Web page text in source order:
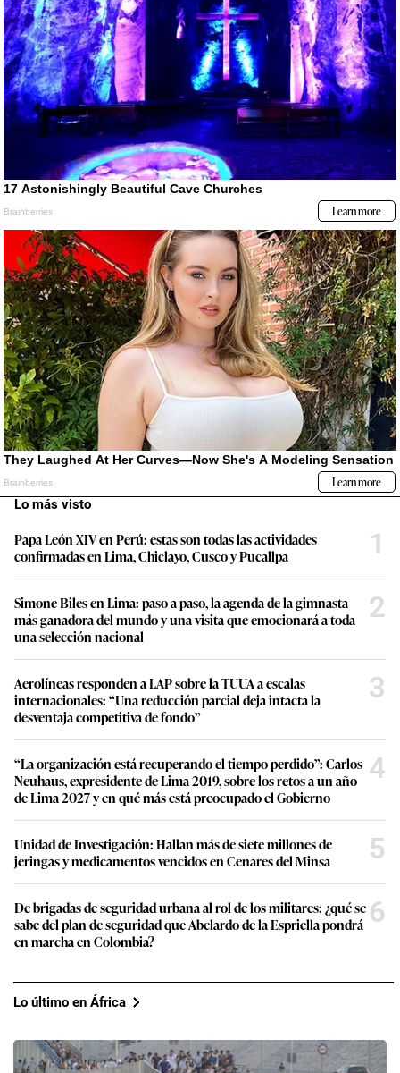
Lo más visto
Papa León XIV en Perú: estas son todas las actividades
confirmadas en Lima, Chiclayo, Cusco y Pucallpa
1
Simone Biles en Lima: paso a paso, la agenda de la gimnasta
más ganadora del mundo y una visita que emocionará a toda
una selección nacional
2
Aerolíneas responden a LAP sobre la TUUA a escalas
internacionales: “Una reducción parcial deja intacta la
desventaja competitiva de fondo”
3
“La organización está recuperando el tiempo perdido”: Carlos
Neuhaus, expresidente de Lima 2019, sobre los retos a un año
de Lima 2027 y en qué más está preocupado el Gobierno
4
Unidad de Investigación: Hallan más de siete millones de
jeringas y medicamentos vencidos en Cenares del Minsa
5
De brigadas de seguridad urbana al rol de los militares: ¿qué se
sabe del plan de seguridad que Abelardo de la Espriella pondrá
en marcha en Colombia?
6
Lo último en África